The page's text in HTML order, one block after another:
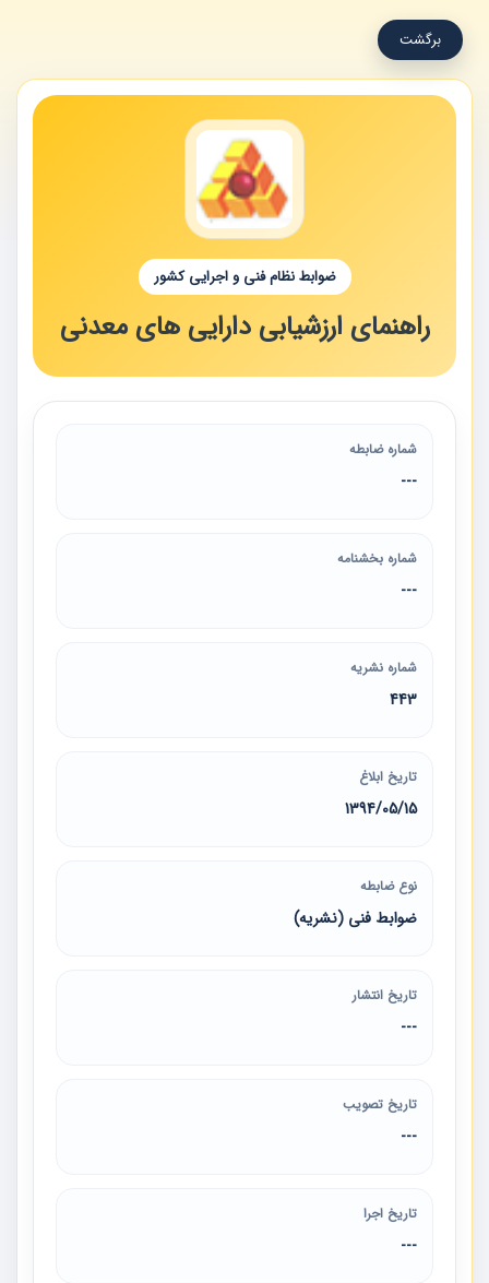
برگشت
ضوابط نظام فنی و اجرایی کشور
راهنمای ارزشیابی دارایی های معدنی
شماره ضابطه
---
شماره بخشنامه
---
شماره نشریه
443
تاریخ ابلاغ
1394/05/15
نوع ضابطه
ضوابط فنی (نشریه)
تاریخ انتشار
---
تاریخ تصویب
---
تاریخ اجرا
---